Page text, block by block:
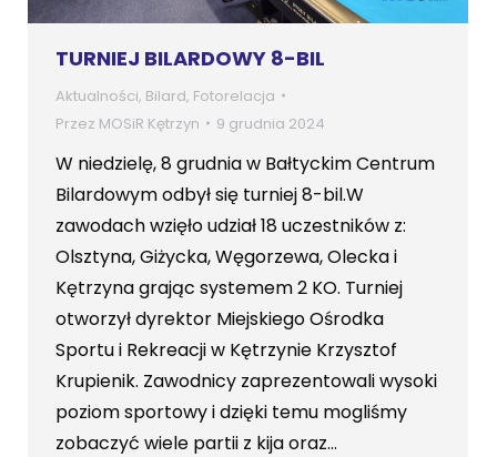
TURNIEJ BILARDOWY 8-BIL
Aktualności, Bilard, Fotorelacja
Przez MOSiR Kętrzyn 9 grudnia 2024
W niedzielę, 8 grudnia w Bałtyckim Centrum
Bilardowym odbył się turniej 8-bil.W
zawodach wzięło udział 18 uczestników z:
Olsztyna, Giżycka, Węgorzewa, Olecka i
Kętrzyna grając systemem 2 KO. Turniej
otworzył dyrektor Miejskiego Ośrodka
Sportu i Rekreacji w Kętrzynie Krzysztof
Krupienik. Zawodnicy zaprezentowali wysoki
poziom sportowy i dzięki temu mogliśmy
zobaczyć wiele partii z kija oraz…